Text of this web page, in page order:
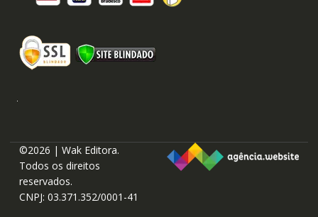
©2026 | Wak Editora.
Todos os direitos
reservados.
CNPJ: 03.371.352/0001-41